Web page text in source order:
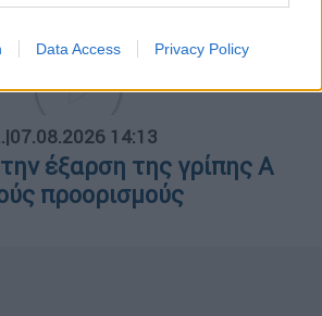
Data Access Privacy Policy
ειδήσεων 07/08/2026
|07.08.2026 14:13
έξαρση της γρίπης Α
προορισμούς